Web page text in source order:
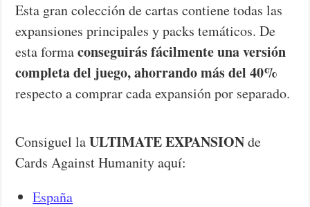
Esta gran colección de cartas contiene todas las
expansiones principales y packs temáticos. De
esta formaconseguirás fácilmente una versión
completa del juego, ahorrando más del 40%
respecto a comprar cada expansión por separado.
Consiguel laULTIMATE EXPANSIONde
Cards Against Humanity aquí:
España